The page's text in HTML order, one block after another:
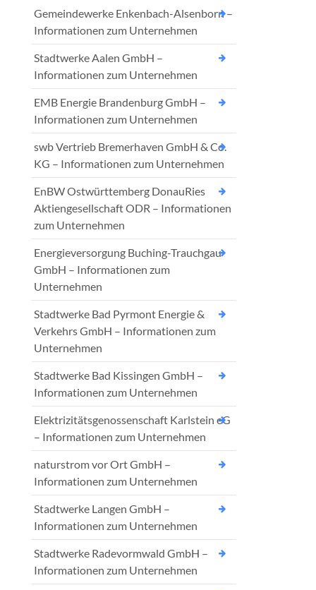
Gemeindewerke Enkenbach-Alsenborn –
Informationen zum Unternehmen
Stadtwerke Aalen GmbH –
Informationen zum Unternehmen
EMB Energie Brandenburg GmbH –
Informationen zum Unternehmen
swb Vertrieb Bremerhaven GmbH & Co.
KG – Informationen zum Unternehmen
EnBW Ostwürttemberg DonauRies
Aktiengesellschaft ODR – Informationen
zum Unternehmen
Energieversorgung Buching-Trauchgau
GmbH – Informationen zum
Unternehmen
Stadtwerke Bad Pyrmont Energie &
Verkehrs GmbH – Informationen zum
Unternehmen
Stadtwerke Bad Kissingen GmbH –
Informationen zum Unternehmen
Elektrizitätsgenossenschaft Karlstein eG
– Informationen zum Unternehmen
naturstrom vor Ort GmbH –
Informationen zum Unternehmen
Stadtwerke Langen GmbH –
Informationen zum Unternehmen
Stadtwerke Radevormwald GmbH –
Informationen zum Unternehmen